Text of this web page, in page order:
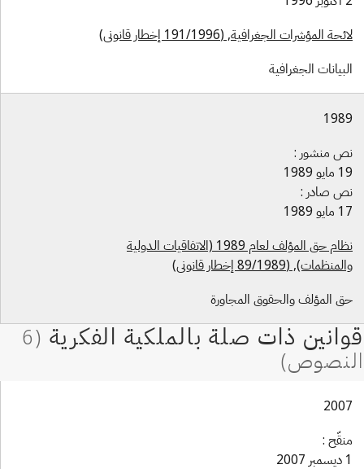
المؤشرات الجغرافية, (191/1996 إخطار قانوني)
الجغرافية
منشور :
صادر :
نظام حق المؤلف لعام 1989 (الاتفاقيات الدولية
(89/1989 إخطار قانوني)
المؤلف والحقوق المجاورة
: